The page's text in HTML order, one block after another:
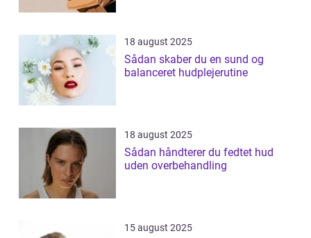
18 august 2025
Sådan skaber du en sund og
balanceret hudplejerutine
18 august 2025
Sådan håndterer du fedtet hud
uden overbehandling
15 august 2025